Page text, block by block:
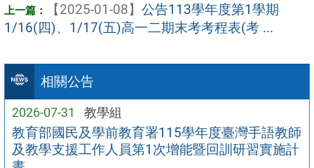
相關公告
2026-07-31 教學組
教育部國民及學前教育署115學年度臺灣手語教師
及教學支援工作人員第1次增能暨回訓研習實施計
【2025-01-08】 公告113學年度第1學期
1/16(四)、1/17(五)高一二期末考考程表(考 ...